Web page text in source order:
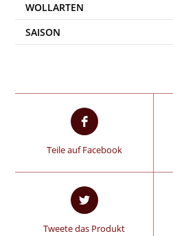
WOLLARTEN
SAISON
Teile auf Facebook
Tweete das Produkt